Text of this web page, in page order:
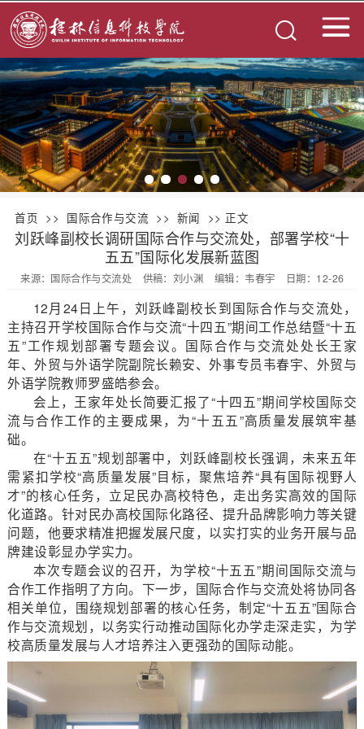
首页 >> 国际合作与交流 >> 新闻 >> 正文
刘跃峰副校长调研国际合作与交流处，部署学校“十
五五”国际化发展新蓝图
来源：国际合作与交流处 供稿：刘小渊 编辑：韦春宇 日期：12-26
12月24日上午，刘跃峰副校长到国际合作与交流处，
主持召开学校国际合作与交流“十四五”期间工作总结暨“十五
五”工作规划部署专题会议。国际合作与交流处处长王家
年、外贸与外语学院副院长赖安、外事专员韦春宇、外贸与
外语学院教师罗盛皓参会。
会上，王家年处长简要汇报了“十四五”期间学校国际交
流与合作工作的主要成果，为“十五五”高质量发展筑牢基
础。
在“十五五”规划部署中，刘跃峰副校长强调，未来五年
需紧扣学校“高质量发展”目标，聚焦培养“具有国际视野人
才”的核心任务，立足民办高校特色，走出务实高效的国际
化道路。针对民办高校国际化路径、提升品牌影响力等关键
问题，他要求精准把握发展尺度，以实打实的业务开展与品
牌建设彰显办学实力。
本次专题会议的召开，为学校“十五五”期间国际交流与
合作工作指明了方向。下一步，国际合作与交流处将协同各
相关单位，围绕规划部署的核心任务，制定“十五五”国际合
作与交流规划，以务实行动推动国际化办学走深走实，为学
校高质量发展与人才培养注入更强劲的国际动能。